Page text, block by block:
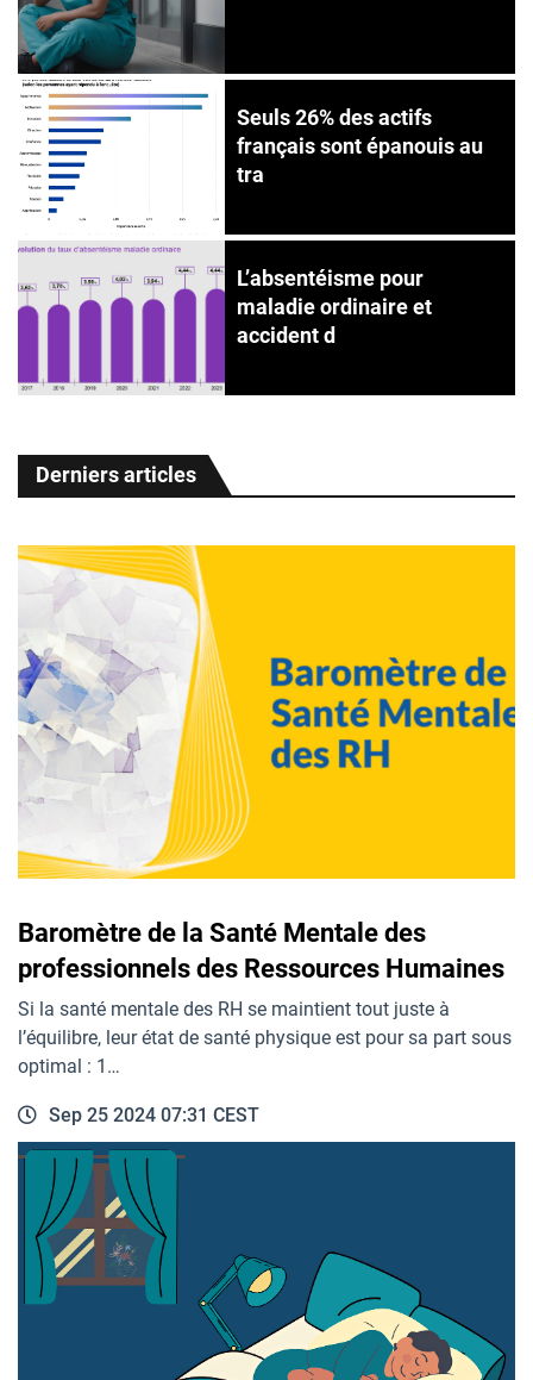
Seuls 26% des actifs
français sont épanouis au
tra
L’absentéisme pour
maladie ordinaire et
accident d
Derniers articles
Baromètre de la Santé Mentale des
professionnels des Ressources Humaines
Si la santé mentale des RH se maintient tout juste à
l’équilibre, leur état de santé physique est pour sa part sous
optimal : 1…
Sep 25 2024 07:31 CEST